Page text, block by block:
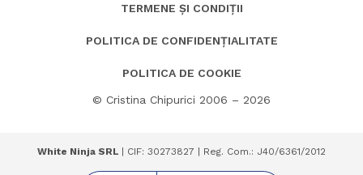
TERMENE ȘI CONDIȚII
POLITICA DE CONFIDENȚIALITATE
POLITICA DE COOKIE
© Cristina Chipurici 2006 – 2026
White Ninja SRL | CIF: 30273827 | Reg. Com.: J40/6361/2012